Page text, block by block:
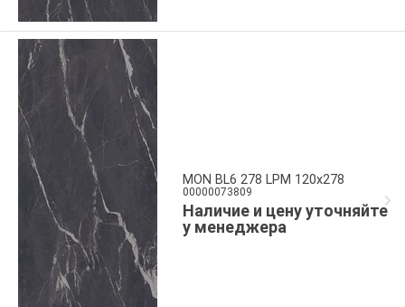
MON BL6 278 LPM 120x278
00000073809
Наличие и цену уточняйте
у менеджера